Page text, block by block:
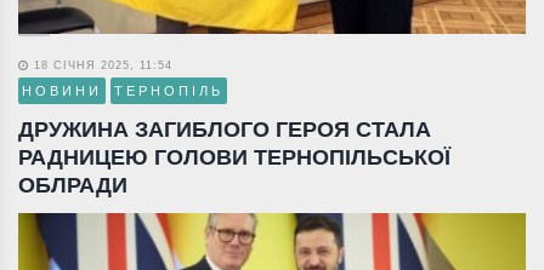
18 СІЧНЯ 2025, 11:54
НОВИНИ ТЕРНОПІЛЬ
ДРУЖИНА ЗАГИБЛОГО ГЕРОЯ СТАЛА
РАДНИЦЕЮ ГОЛОВИ ТЕРНОПІЛЬСЬКОЇ
ОБЛРАДИ